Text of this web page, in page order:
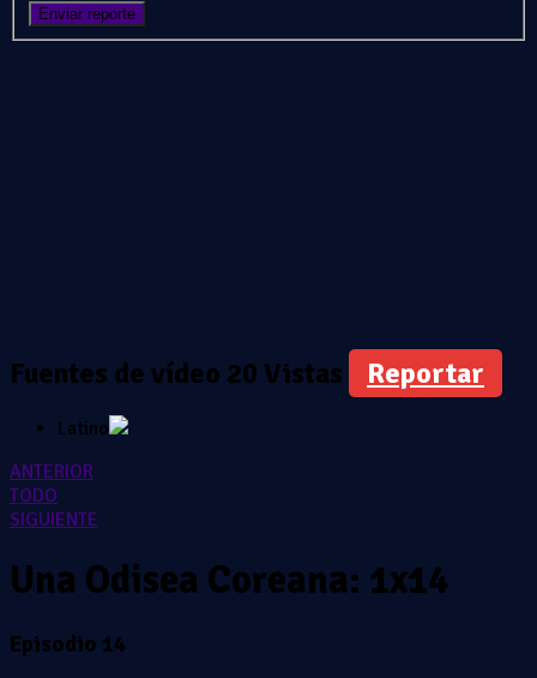
Fuentes de vídeo 20 Vistas Reportar
Latino
ANTERIOR
TODO
SIGUIENTE
Una Odisea Coreana: 1x14
Episodio 14